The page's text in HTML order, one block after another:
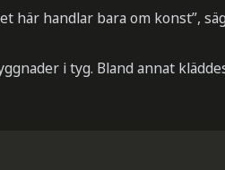
här handlar bara om konst”,
i tyg. Bland annat